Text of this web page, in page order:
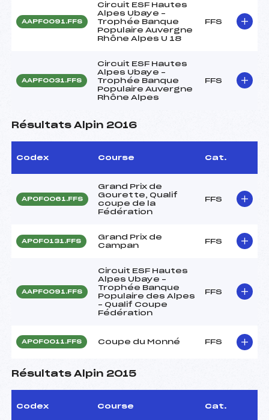
AAPF0091.FFS
Circuit ESF Hautes
Alpes Ubaye –
Trophée Banque
Populaire Auvergne
Rhône Alpes U 18
FFS
AAPF0031.FFS
Circuit ESF Hautes
Alpes Ubaye –
Trophée Banque
Populaire Auvergne
Rhône Alpes
FFS
Résultats Alpin 2016
Codex Course Cat.
APOF0061.FFS
Grand Prix de
Gourette, Qualif
coupe de la
Fédération
FFS
APOF0131.FFS
Grand Prix de
Campan
FFS
AAPF0091.FFS
Circuit ESF Hautes
Alpes Ubaye –
Trophée Banque
Populaire des Alpes
– Qualif Coupe
Fédération
FFS
APOF0011.FFS Coupe du Monné FFS
Résultats Alpin 2015
Codex Course Cat.